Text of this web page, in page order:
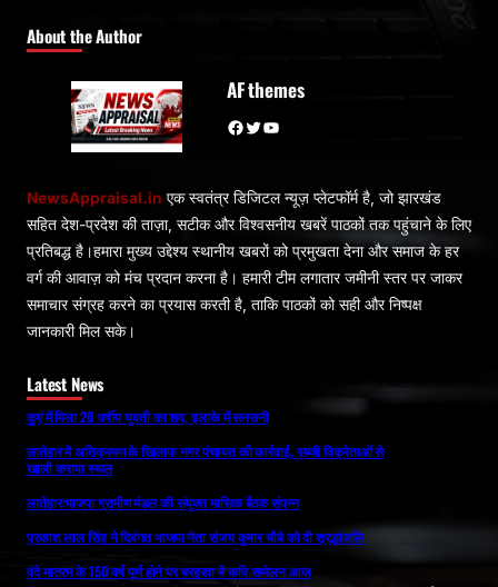
About the Author
AF themes
Facebook Twitter YouTube
NewsAppraisal.in एक स्वतंत्र डिजिटल न्यूज़ प्लेटफॉर्म है, जो झारखंड
सहित देश-प्रदेश की ताज़ा, सटीक और विश्वसनीय खबरें पाठकों तक पहुंचाने के लिए
प्रतिबद्ध है।हमारा मुख्य उद्देश्य स्थानीय खबरों को प्रमुखता देना और समाज के हर
वर्ग की आवाज़ को मंच प्रदान करना है। हमारी टीम लगातार जमीनी स्तर पर जाकर
समाचार संग्रह करने का प्रयास करती है, ताकि पाठकों को सही और निष्पक्ष
जानकारी मिल सके।
Latest News
कुएं में मिला 20 वर्षीय युवती का शव, इलाके में सनसनी
लातेहार में अतिक्रमण के खिलाफ नगर पंचायत की कार्रवाई, सब्जी विक्रेताओं से
खाली कराया स्थल
लातेहार:भाजपा ग्रामीण मंडल की संयुक्त मासिक बैठक संपन्न
प्रकाश लाल सिंह ने दिवंगत भाजपा नेता संजय कुमार चौबे को दी श्रद्धांजलि
वंदे मातरम के 150 वर्ष पूर्ण होने पर बरहरवा में कवि सम्मेलन आज